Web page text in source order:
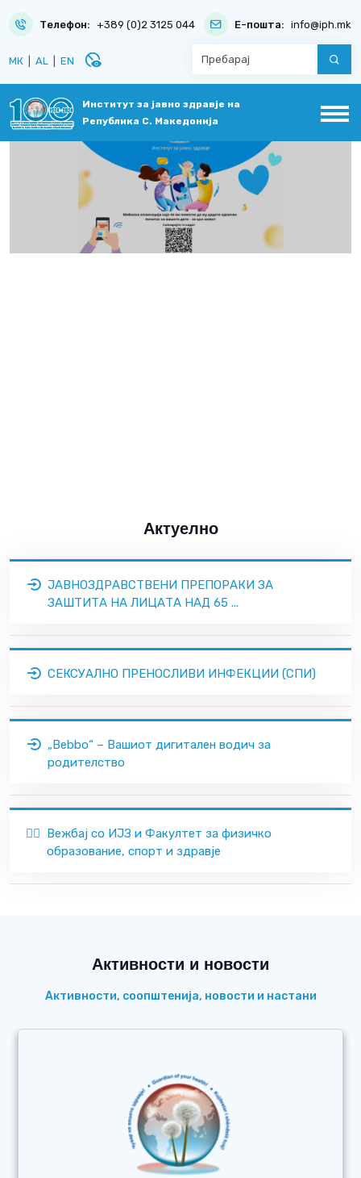
Телефон: +389 (0)2 3125 044 Е-пошта: info@iph.mk
МК AL EN disabled_visible
Институт за јавно здравје на
Република С. Македонија
Актуелно
ЈАВНОЗДРАВСТВЕНИ ПРЕПОРАКИ ЗА
ЗАШТИТА НА ЛИЦАТА НАД 65 ...
СЕКСУАЛНО ПРЕНОСЛИВИ ИНФЕКЦИИ (СПИ)
„Bebbo“ – Вашиот дигитален водич за
родителство
🏃‍♂️ Вежбај со ИЈЗ и Факултет за физичко
образование, спорт и здравје
Активности и новости
Активности, соопштенија, новости и настани